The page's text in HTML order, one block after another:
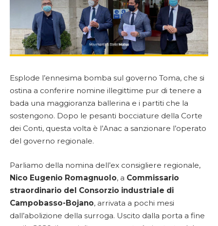
Esplode l’ennesima bomba sul governo Toma, che si
ostina a conferire nomine illegittime pur di tenere a
bada una maggioranza ballerina e i partiti che la
sostengono. Dopo le pesanti bocciature della Corte
dei Conti, questa volta è l’Anac a sanzionare l’operato
del governo regionale.
Parliamo della nomina dell’ex consigliere regionale,
Nico Eugenio Romagnuolo, a Commissario
straordinario del Consorzio industriale di
Campobasso-Bojano, arrivata a pochi mesi
dall’abolizione della surroga. Uscito dalla porta a fine